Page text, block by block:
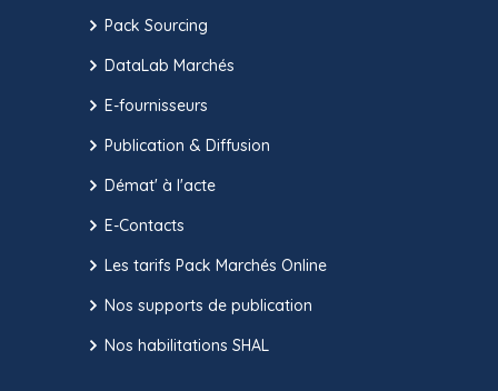
Pack Sourcing
DataLab Marchés
E-fournisseurs
Publication & Diffusion
Démat' à l'acte
E-Contacts
Les tarifs Pack Marchés Online
Nos supports de publication
Nos habilitations SHAL